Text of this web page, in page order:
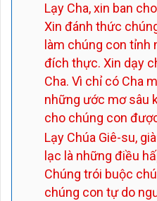
Lạy Cha, xin ban
Xin đánh thức
làm chúng con tỉnh
đích thực. Xin dạy
Cha. Vì chỉ có Cha
những ước mơ sâu
cho chúng con
Lạy Chúa Giê-su,
lạc là những điều
Chúng trói buộc
chúng con tự do